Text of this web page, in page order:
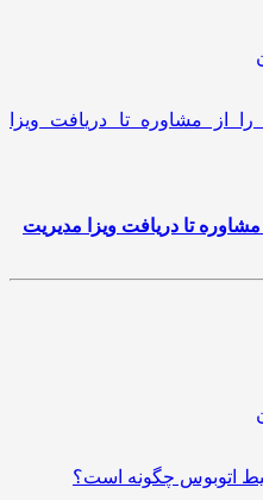
تا دریافت ویزا مدیریت